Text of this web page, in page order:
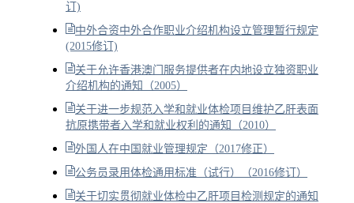
订)
中外合资中外合作职业介绍机构设立管理暂行规定
(2015修订)
关于允许香港澳门服务提供者在内地设立独资职业
介绍机构的通知（2005）
关于进一步规范入学和就业体检项目维护乙肝表面
抗原携带者入学和就业权利的通知（2010）
外国人在中国就业管理规定（2017修正）
公务员录用体检通用标准（试行）（2016修订）
关于切实贯彻就业体检中乙肝项目检测规定的通知